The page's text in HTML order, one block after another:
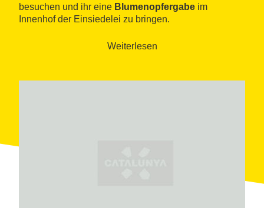
besuchen und ihr eine Blumenopfergabe im
Innenhof der Einsiedelei zu bringen.
Mare de Déu del Camí von der Entdeckung der
Weiterlesen